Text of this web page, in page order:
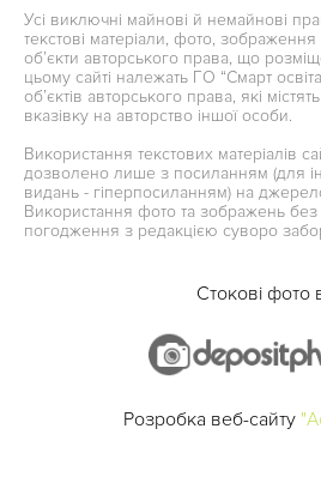
Усі виключні майнові й немайнові
текстові матеріали, фото, зображення
об’єкти авторського права, що
цьому сайті належать ГО “Смарт
об’єктів авторського права, які
вказівку на авторство іншої особи.
Використання текстових матеріалів
дозволено лише з посиланням (для
видань - гіперпосиланням) на
Використання фото та зображень без
погодження з редакцією суворо
Стокові фото
Розробка веб-сайту